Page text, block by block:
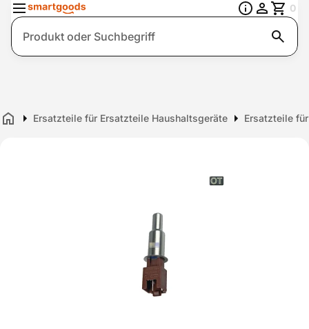
Suche
0
Home Ersatzteile für Ersatzteile Haushaltsgeräte Ersatzteile